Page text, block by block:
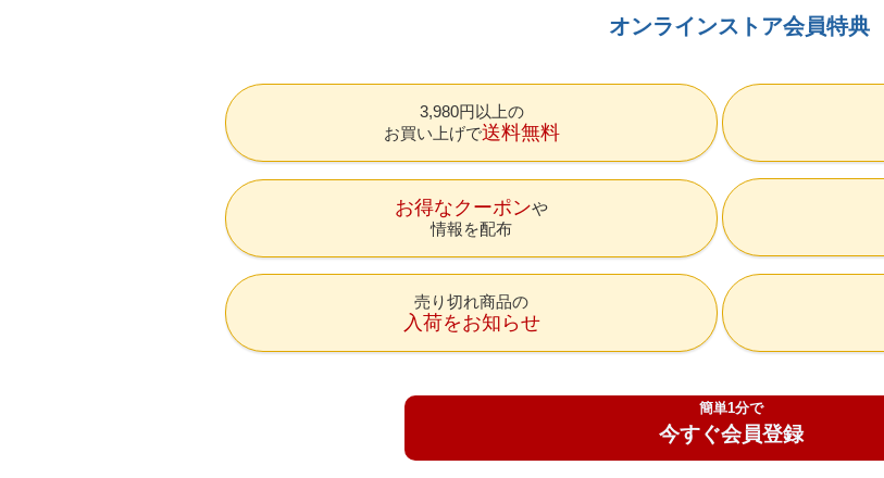
オンラインストア会員特典
3,980円以上の
お買い上げで送料無料
お得なクーポン
情報を配布
売り切れ商品の
入荷をお知らせ
簡単1分で
今すぐ会員登録